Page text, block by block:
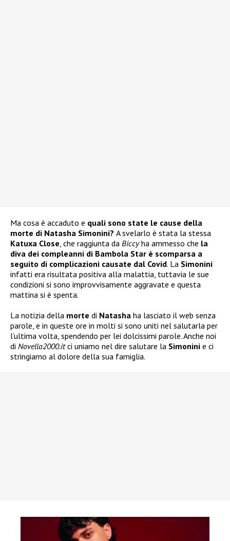
Ma cosa è accaduto e quali sono state le cause della
morte di Natasha Simonini? A svelarlo è stata la stessa
Katuxa Close, che raggiunta da Biccyha ammesso che la
diva dei compleanni di Bambola Star è scomparsa a
seguito di complicazioni causate dal Covid. La Simonini
infatti era risultata positiva alla malattia, tuttavia le sue
condizioni si sono improvvisamente aggravate e questa
mattina si è spenta.
La notizia della morte di Natasha ha lasciato il web senza
parole, e in queste ore in molti si sono uniti nel salutarla per
l’ultima volta, spendendo per lei dolcissimi parole. Anche noi
di Novella2000.itci uniamo nel dire salutare la Simonini e ci
stringiamo al dolore della sua famiglia.